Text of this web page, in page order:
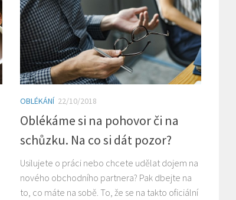
OBLÉKÁNÍ 22/10/2018
Oblékáme si na pohovor či na
schůzku. Na co si dát pozor?
Usilujete o práci nebo chcete udělat dojem na
nového obchodního partnera? Pak dbejte na
to, co máte na sobě. To, že se na takto oficiální